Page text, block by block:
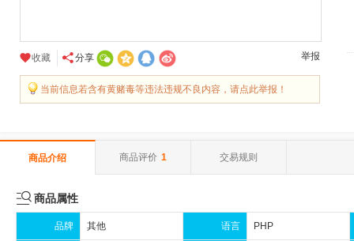
收藏 分享 举报
当前信息若含有黄赌毒等违法违规不良内容，请点此举报！
商品介绍 商品评价 1 交易规则
商品属性
品牌 其他 语言 PHP